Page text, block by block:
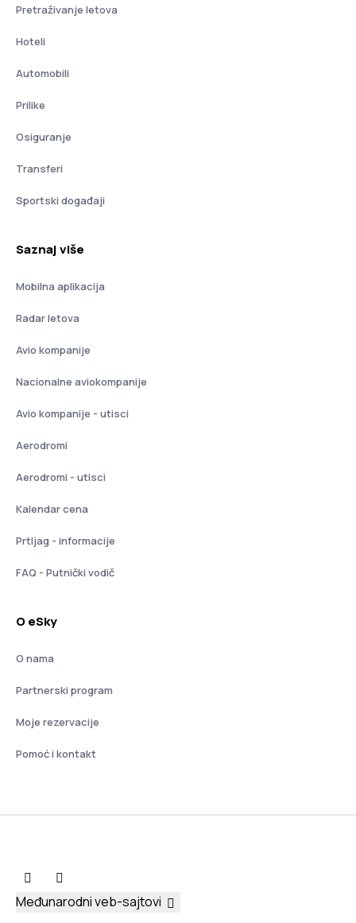
Pretraživanje letova
Hoteli
Automobili
Prilike
Osiguranje
Transferi
Sportski događaji
Saznaj više
Mobilna aplikacija
Radar letova
Avio kompanije
Nacionalne aviokompanije
Avio kompanije - utisci
Aerodromi
Aerodromi - utisci
Kalendar cena
Prtljag - informacije
FAQ - Putnički vodič
O eSky
O nama
Partnerski program
Moje rezervacije
Pomoć i kontakt
Međunarodni veb-sajtovi